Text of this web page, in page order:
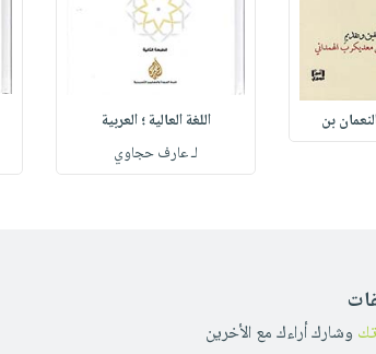
بن
اللغة العالية ؛ العربية
لـ عارف حجاوي
وشارك أراءك مع الأخرين